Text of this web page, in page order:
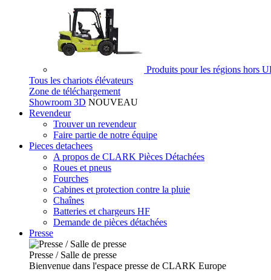
Produits pour les régions hors
Tous les chariots élévateurs
Zone de téléchargement
Showroom 3D NOUVEAU
Revendeur
Trouver un revendeur
Faire partie de notre équipe
Pieces detachees
A propos de CLARK Pièces Détachées
Roues et pneus
Fourches
Cabines et protection contre la pluie
Chaînes
Batteries et chargeurs HF
Demande de pièces détachées
Presse
Presse / Salle de presse
Bienvenue dans l'espace presse de CLARK Europe